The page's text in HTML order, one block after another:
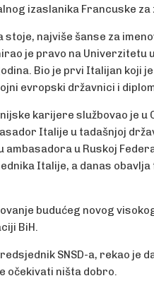
izaslanika Francuske za
stoje, najviše šanse za
je pravo na Univerzitetu
Bio je prvi Italijan koji
evropski državnici i
karijere službovao je u
Italije u tadašnjoj
ambasadora u Ruskoj
Italije, a danas
budućeg novog
BiH.
SNSD-a, rekao je
očekivati ništa dobro.